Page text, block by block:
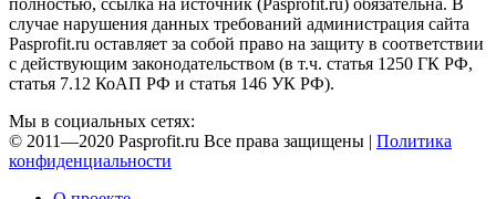
полностью, ссылка на источник (Pasprofit.ru) обязательна. В
случае нарушения данных требований администрация сайта
Pasprofit.ru оставляет за собой право на защиту в соответствии
с действующим законодательством (в т.ч. статья 1250 ГК РФ,
статья 7.12 КоАП РФ и статья 146 УК РФ).
Мы в социальных сетях:
© 2011—2020 Pasprofit.ru Все права защищены | Политика
конфиденциальности